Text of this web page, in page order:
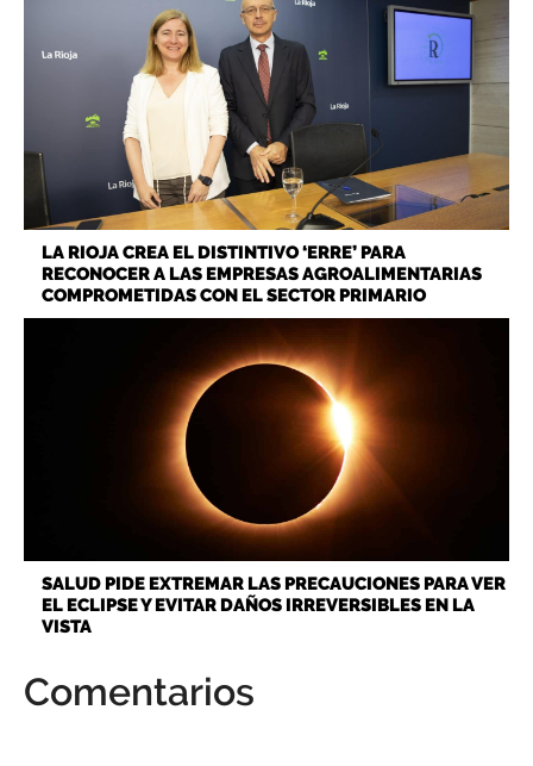
LA RIOJA CREA EL DISTINTIVO ‘ERRE’ PARA
RECONOCER A LAS EMPRESAS AGROALIMENTARIAS
COMPROMETIDAS CON EL SECTOR PRIMARIO
SALUD PIDE EXTREMAR LAS PRECAUCIONES PARA VER
EL ECLIPSE Y EVITAR DAÑOS IRREVERSIBLES EN LA
VISTA
Comentarios